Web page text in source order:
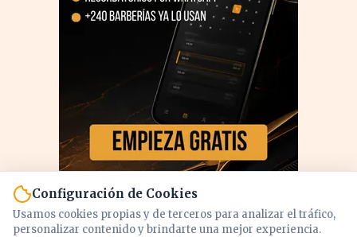
Configuración de Cookies
Usamos cookies propias y de terceros para analizar el tráfico,
personalizar contenido y brindarte una mejor experiencia.